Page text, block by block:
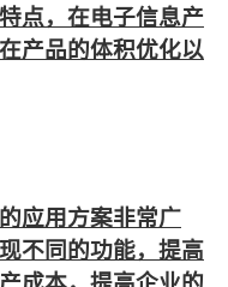
点，在电子信息产
产品的体积优化以
应用方案非常广
不同的功能，提高